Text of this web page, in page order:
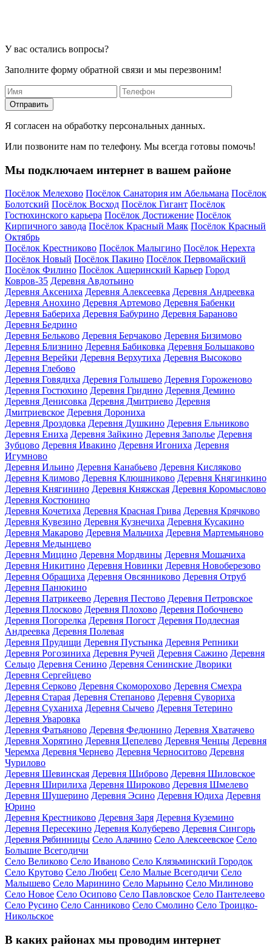
У вас остались вопросы?
Заполните форму обратной связи и мы перезвоним!
Отправить
Я согласен на обработку персональных данных.
Или позвоните нам по телефону. Мы всегда готовы помочь!
Мы подключаем интернет в вашем районе
Посёлок Мелехово Посёлок Санатория им Абельмана Посёлок
Болотский Посёлок Восход Посёлок Гигант Посёлок
Гостюхинского карьера Посёлок Достижение Посёлок
Кирпичного завода Посёлок Красный Маяк Посёлок Красный
Октябрь
Посёлок Крестниково Посёлок Малыгино Посёлок Нерехта
Посёлок Новый Посёлок Пакино Посёлок Первомайский
Посёлок Филино Посёлок Ащеринский Карьер Город
Ковров-35 Деревня Авдотьино
Деревня Аксениха Деревня Алексеевка Деревня Андреевка
Деревня Анохино Деревня Артемово Деревня Бабенки
Деревня Бабериха Деревня Бабурино Деревня Бараново
Деревня Бедрино
Деревня Бельково Деревня Берчаково Деревня Бизимово
Деревня Близнино Деревня Бабиковка Деревня Большаково
Деревня Верейки Деревня Верхутиха Деревня Высоково
Деревня Глебово
Деревня Говядиха Деревня Голышево Деревня Гороженово
Деревня Гостюхино Деревня Гридино Деревня Демино
Деревня Денисовка Деревня Дмитриево Деревня
Дмитриевское Деревня Дорониха
Деревня Дроздовка Деревня Душкино Деревня Ельниково
Деревня Ениха Деревня Зайкино Деревня Заполье Деревня
Зубцово Деревня Ивакино Деревня Игониха Деревня
Игумново
Деревня Ильино Деревня Канабьево Деревня Кисляково
Деревня Климово Деревня Клюшниково Деревня Княгинкино
Деревня Княгинино Деревня Княжская Деревня Коромыслово
Деревня Костюнино
Деревня Кочетиха Деревня Красная Грива Деревня Крячково
Деревня Кувезино Деревня Кузнечиха Деревня Кусакино
Деревня Макарово Деревня Мальчиха Деревня Мартемьяново
Деревня Медынцево
Деревня Мицино Деревня Мордвины Деревня Мошачиха
Деревня Никитино Деревня Новинки Деревня Новоберезово
Деревня Обращиха Деревня Овсянниково Деревня Отруб
Деревня Панюкино
Деревня Патрикеево Деревня Пестово Деревня Петровское
Деревня Плосково Деревня Плохово Деревня Побочнево
Деревня Погорелка Деревня Погост Деревня Подлесная
Андреевка Деревня Полевая
Деревня Прудищи Деревня Пустынка Деревня Репники
Деревня Рогозиниха Деревня Ручей Деревня Сажино Деревня
Сельцо Деревня Сенино Деревня Сенинские Дворики
Деревня Сергейцево
Деревня Серково Деревня Скоморохово Деревня Смехра
Деревня Старая Деревня Степаново Деревня Сувориха
Деревня Суханиха Деревня Сычево Деревня Тетерино
Деревня Уваровка
Деревня Фатьяново Деревня Федюнино Деревня Хватачево
Деревня Хорятино Деревня Цепелево Деревня Ченцы Деревня
Черемха Деревня Чернево Деревня Черноситово Деревня
Чурилово
Деревня Шевинская Деревня Щиброво Деревня Шиловское
Деревня Ширилиха Деревня Широково Деревня Шмелево
Деревня Шушерино Деревня Эсино Деревня Юдиха Деревня
Юрино
Деревня Крестниково Деревня Заря Деревня Куземино
Деревня Пересекино Деревня Колуберево Деревня Сингорь
Деревня Рябинницы Село Алачино Село Алексеевское Село
Большие Всегодичи
Село Великово Село Иваново Село Клязьминский Городок
Село Крутово Село Любец Село Малые Всегодичи Село
Малышево Село Маринино Село Марьино Село Милиново
Село Новое Село Осипово Село Павловское Село Пантелеево
Село Русино Село Санниково Село Смолино Село Троицко-
Никольское
В каких районах мы проводим интернет